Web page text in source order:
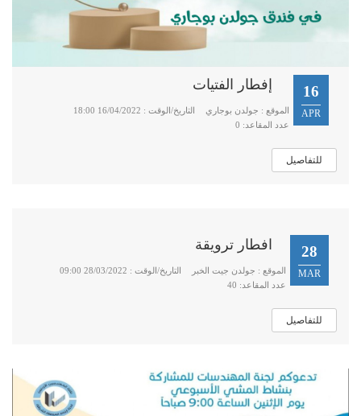
16
APR
إفطار الفتيات
الموقع : جولدن بوجاري
التاريخ/الوقت : 16/04/2022 18:00
عدد المقاعد: 0
للتفاصيل
28
MAR
افطار ترويقة
الموقع : جولدن جيت الخبر
التاريخ/الوقت : 28/03/2022 09:00
عدد المقاعد: 40
للتفاصيل